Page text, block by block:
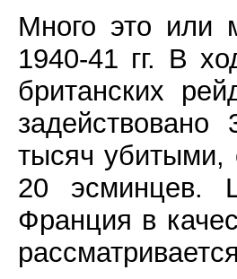
Много это или
1940-41 гг. В
британских
тысяч убитыми,
20 эсминцев.
Франция в